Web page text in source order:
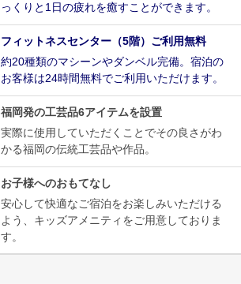
っくりと1日の疲れを癒すことができます。
フィットネスセンター（5階）ご利用無料
約20種類のマシーンやダンベル完備。宿泊の
お客様は24時間無料でご利用いただけます。
福岡発の工芸品6アイテムを設置
実際に使用していただくことでその良さがわ
かる福岡の伝統工芸品や作品。
お子様へのおもてなし
安心して快適なご宿泊をお楽しみいただける
よう、キッズアメニティをご用意しておりま
す。